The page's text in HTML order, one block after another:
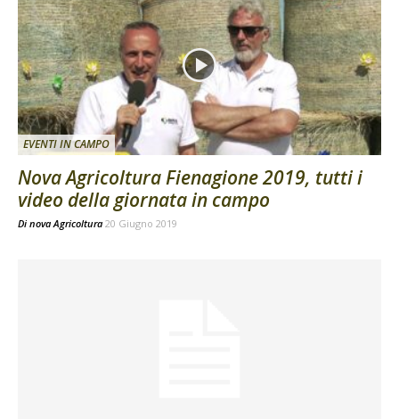
EVENTI IN CAMPO
Nova Agricoltura Fienagione 2019, tutti i
video della giornata in campo
Di nova Agricoltura 20 Giugno 2019